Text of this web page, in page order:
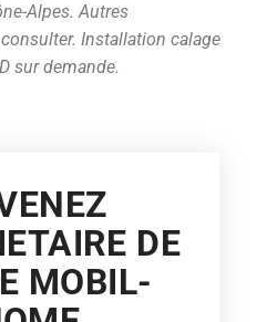
DE
MOBIL-
Alpes. Autres
Installation calage
sur demande.